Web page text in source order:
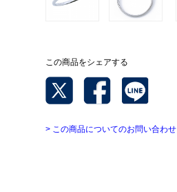
この商品をシェアする
> この商品についてのお問い合わせ